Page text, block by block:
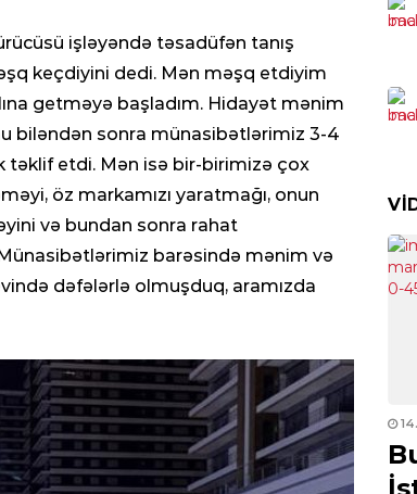
işləyəndə təsadüfən tanış
keçdiyini dedi. Mən məşq etdiyim
getməyə başladım. Hidayət mənim
biləndən sonra münasibətlərimiz 3-4
təklif etdi. Mən isə bir-birimizə çox
öz markamızı yaratmağı, onun
və bundan sonra rahat
barəsində mənim və
dəfələrlə olmuşduq, aramızda
02.12.2022- 00:10
Lavrovun Qarabağ